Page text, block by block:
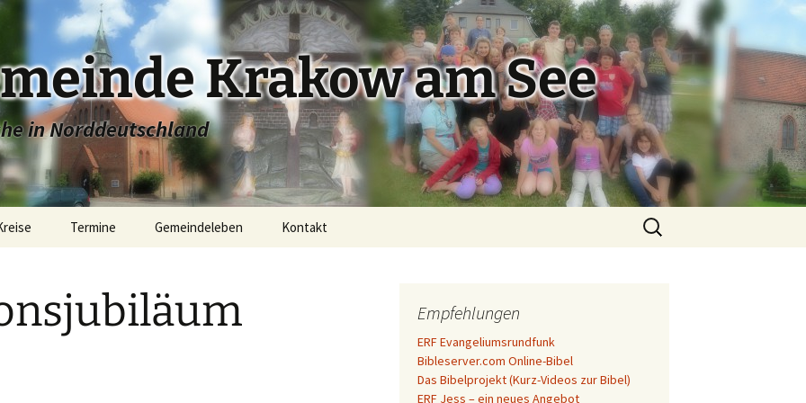
Krakow am See
in Norddeutschland
Dorfkirche LinstowKonfirmandenunterricht
Termine Gemeindeleben Kontakt
Suchen
nach:
Empfehlungen
ERF Evangeliumsrundfunk
Bibleserver.com Online-Bibel
Das Bibelprojekt (Kurz-Videos zur Bibel)
ERF Jess – ein neues Angebot